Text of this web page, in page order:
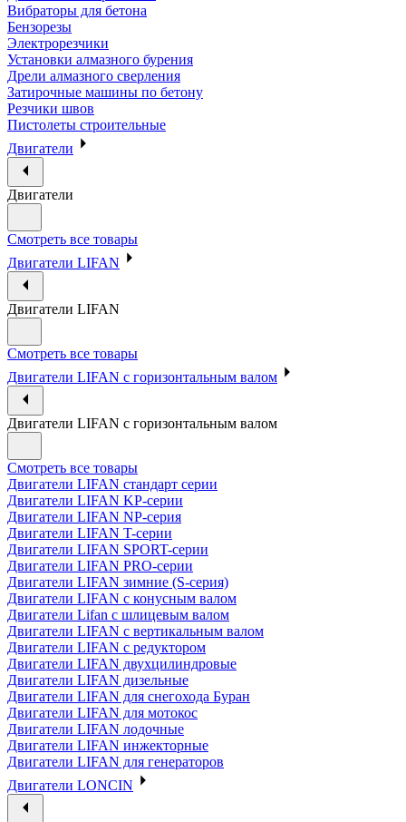
Вибраторы для бетона
Бензорезы
Электрорезчики
Установки алмазного бурения
Дрели алмазного сверления
Затирочные машины по бетону
Резчики швов
Пистолеты строительные
Двигатели
Двигатели
Смотреть все товары
Двигатели LIFAN
Двигатели LIFAN
Смотреть все товары
Двигатели LIFAN с горизонтальным валом
Двигатели LIFAN с горизонтальным валом
Смотреть все товары
Двигатели LIFAN стандарт серии
Двигатели LIFAN KP-серии
Двигатели LIFAN NP-серия
Двигатели LIFAN T-серии
Двигатели LIFAN SPORT-серии
Двигатели LIFAN PRO-серии
Двигатели LIFAN зимние (S-серия)
Двигатели LIFAN с конусным валом
Двигатели Lifan с шлицевым валом
Двигатели LIFAN с вертикальным валом
Двигатели LIFAN с редуктором
Двигатели LIFAN двухцилиндровые
Двигатели LIFAN дизельные
Двигатели LIFAN для снегохода Буран
Двигатели LIFAN для мотокос
Двигатели LIFAN лодочные
Двигатели LIFAN инжекторные
Двигатели LIFAN для генераторов
Двигатели LONCIN